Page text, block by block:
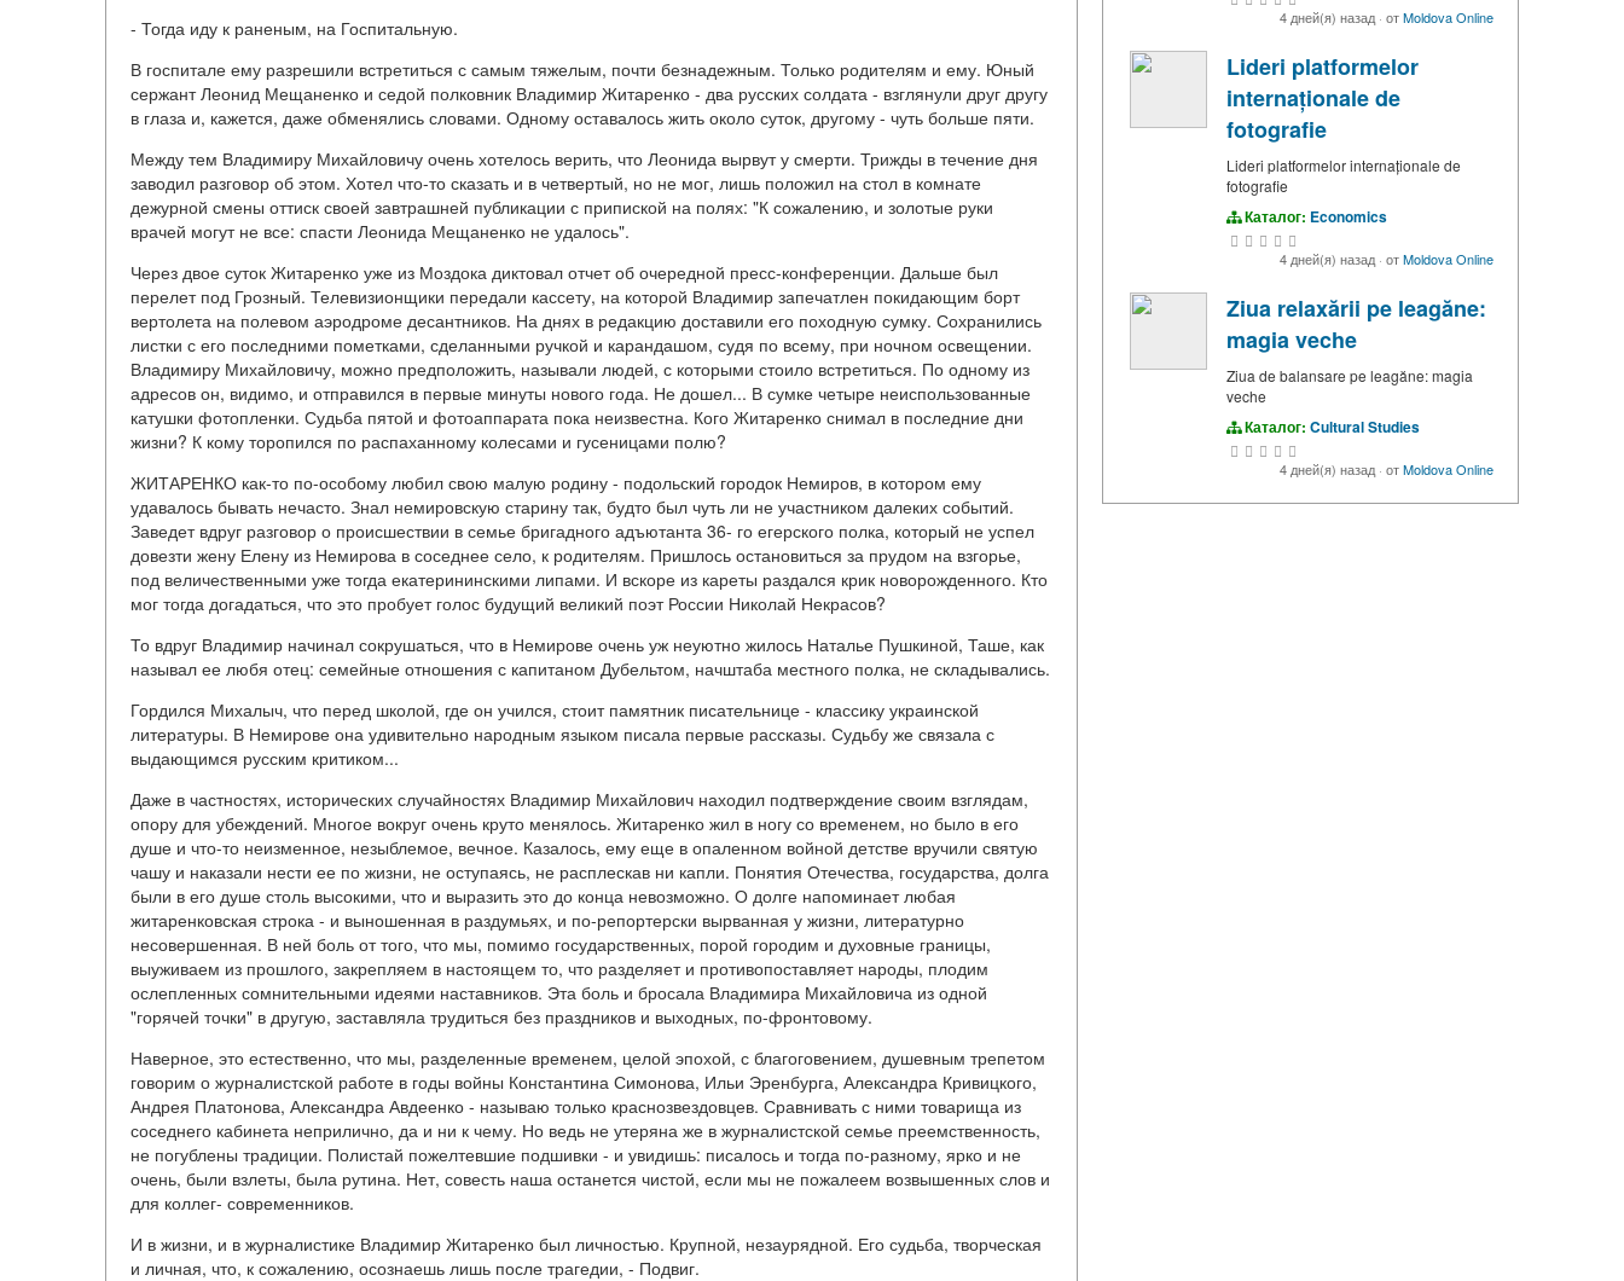
- Тогда иду к раненым, на Госпитальную.
В госпитале ему разрешили встретиться с самым тяжелым, почти безнадежным. Только родителям и ему. Юный
сержант Леонид Мещаненко и седой полковник Владимир Житаренко - два русских солдата - взглянули друг другу
в глаза и, кажется, даже обменялись словами. Одному оставалось жить около суток, другому - чуть больше пяти.
Между тем Владимиру Михайловичу очень хотелось верить, что Леонида вырвут у смерти. Трижды в течение дня
заводил разговор об этом. Хотел что-то сказать и в четвертый, но не мог, лишь положил на стол в комнате
дежурной смены оттиск своей завтрашней публикации с припиской на полях: "К сожалению, и золотые руки
врачей могут не все: спасти Леонида Мещаненко не удалось".
Через двое суток Житаренко уже из Моздока диктовал отчет об очередной пресс-конференции. Дальше был
перелет под Грозный. Телевизионщики передали кассету, на которой Владимир запечатлен покидающим борт
вертолета на полевом аэродроме десантников. На днях в редакцию доставили его походную сумку. Сохранились
листки с его последними пометками, сделанными ручкой и карандашом, судя по всему, при ночном освещении.
Владимиру Михайловичу, можно предположить, называли людей, с которыми стоило встретиться. По одному из
адресов он, видимо, и отправился в первые минуты нового года. Не дошел... В сумке четыре неиспользованные
катушки фотопленки. Судьба пятой и фотоаппарата пока неизвестна. Кого Житаренко снимал в последние дни
жизни? К кому торопился по распаханному колесами и гусеницами полю?
ЖИТАРЕНКО как-то по-особому любил свою малую родину - подольский городок Немиров, в котором ему
удавалось бывать нечасто. Знал немировскую старину так, будто был чуть ли не участником далеких событий.
Заведет вдруг разговор о происшествии в семье бригадного адъютанта 36- го егерского полка, который не успел
довезти жену Елену из Немирова в соседнее село, к родителям. Пришлось остановиться за прудом на взгорье,
под величественными уже тогда екатерининскими липами. И вскоре из кареты раздался крик новорожденного. Кто
мог тогда догадаться, что это пробует голос будущий великий поэт России Николай Некрасов?
То вдруг Владимир начинал сокрушаться, что в Немирове очень уж неуютно жилось Наталье Пушкиной, Таше, как
называл ее любя отец: семейные отношения с капитаном Дубельтом, начштаба местного полка, не складывались.
Гордился Михалыч, что перед школой, где он учился, стоит памятник писательнице - классику украинской
литературы. В Немирове она удивительно народным языком писала первые рассказы. Судьбу же связала с
выдающимся русским критиком...
Даже в частностях, исторических случайностях Владимир Михайлович находил подтверждение своим взглядам,
опору для убеждений. Многое вокруг очень круто менялось. Житаренко жил в ногу со временем, но было в его
душе и что-то неизменное, незыблемое, вечное. Казалось, ему еще в опаленном войной детстве вручили святую
чашу и наказали нести ее по жизни, не оступаясь, не расплескав ни капли. Понятия Отечества, государства, долга
были в его душе столь высокими, что и выразить это до конца невозможно. О долге напоминает любая
житаренковская строка - и выношенная в раздумьях, и по-репортерски вырванная у жизни, литературно
несовершенная. В ней боль от того, что мы, помимо государственных, порой городим и духовные границы,
выуживаем из прошлого, закрепляем в настоящем то, что разделяет и противопоставляет народы, плодим
ослепленных сомнительными идеями наставников. Эта боль и бросала Владимира Михайловича из одной
"горячей точки" в другую, заставляла трудиться без праздников и выходных, по-фронтовому.
Наверное, это естественно, что мы, разделенные временем, целой эпохой, с благоговением, душевным трепетом
говорим о журналистской работе в годы войны Константина Симонова, Ильи Эренбурга, Александра Кривицкого,
Андрея Платонова, Александра Авдеенко - называю только краснозвездовцев. Сравнивать с ними товарища из
соседнего кабинета неприлично, да и ни к чему. Но ведь не утеряна же в журналистской семье преемственность,
не погублены традиции. Полистай пожелтевшие подшивки - и увидишь: писалось и тогда по-разному, ярко и не
очень, были взлеты, была рутина. Нет, совесть наша останется чистой, если мы не пожалеем возвышенных слов и
для коллег- современников.
И в жизни, и в журналистике Владимир Житаренко был личностью. Крупной, незаурядной. Его судьба, творческая
и личная, что, к сожалению, осознаешь лишь после трагедии, - Подвиг.
4 дней(я) назад· отMoldova Online
Lideri platformelor
internaționale de
fotografie
Lideri platformelor internaționale de
fotografie
Каталог: Economics
4 дней(я) назад· отMoldova Online
Ziua relaxării pe leagăne:
magia veche
Ziua de balansare pe leagăne: magia
veche
Каталог: Cultural Studies
4 дней(я) назад· отMoldova Online